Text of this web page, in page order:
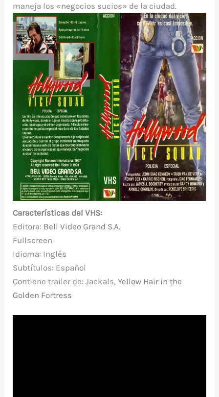
maneja los «negocios sucios» de la ciudad.
Características del VHS:
Editora: Bell Video Grand S.A.
Fullscreen
Idioma: Inglés
Subtítulos: Español
Contiene trailer de: Jackals,Yellow Hair in the
Golden Fortress